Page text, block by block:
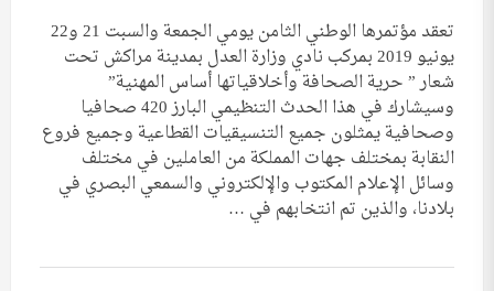
تعقد مؤتمرها الوطني الثامن يومي الجمعة والسبت 21 و22
يونيو 2019 بمركب نادي وزارة العدل بمدينة مراكش تحت
شعار ” حرية الصحافة وأخلاقياتها أساس المهنية”
وسيشارك في هذا الحدث التنظيمي البارز 420 صحافيا
وصحافية يمثلون جميع التنسيقيات القطاعية وجميع فروع
النقابة بمختلف جهات المملكة من العاملين في مختلف
وسائل الإعلام المكتوب والإلكتروني والسمعي البصري في
بلادنا، والذين تم انتخابهم في …